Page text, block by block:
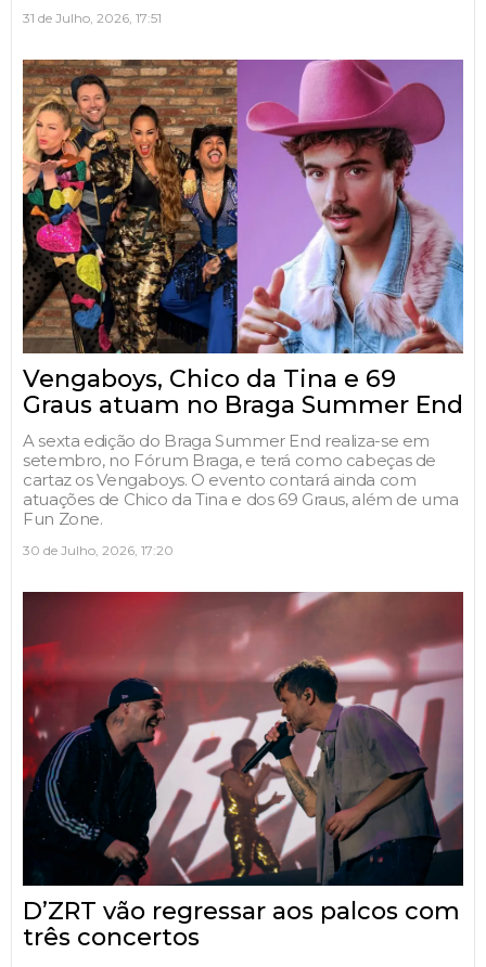
31 de Julho, 2026, 17:51
Vengaboys, Chico da Tina e 69
Graus atuam no Braga Summer End
A sexta edição do Braga Summer End realiza-se em
setembro, no Fórum Braga, e terá como cabeças de
cartaz os Vengaboys. O evento contará ainda com
atuações de Chico da Tina e dos 69 Graus, além de uma
Fun Zone.
30 de Julho, 2026, 17:20
D’ZRT vão regressar aos palcos com
três concertos